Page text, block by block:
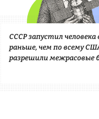
СССР запустил человека
раньше, чем по всему
разрешили межрасовые